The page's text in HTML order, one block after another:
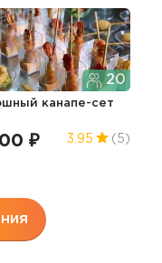
20
канапе-сет
₽ 3.95 (5)